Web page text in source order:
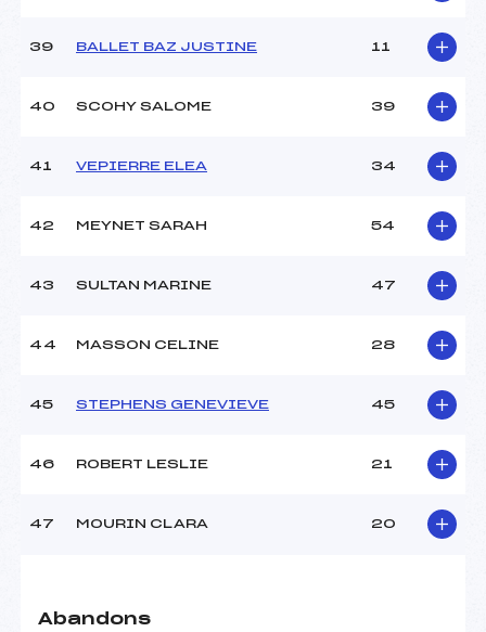
39 BALLET BAZ JUSTINE 11
40 SCOHY SALOME 39
41 VEPIERRE ELEA 34
42 MEYNET SARAH 54
43 SULTAN MARINE 47
44 MASSON CELINE 28
45 STEPHENS GENEVIEVE 45
46 ROBERT LESLIE 21
47 MOURIN CLARA 20
Abandons